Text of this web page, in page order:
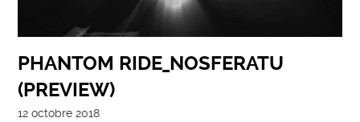
PHANTOM RIDE_NOSFERATU
(PREVIEW)
12 octobre 2018